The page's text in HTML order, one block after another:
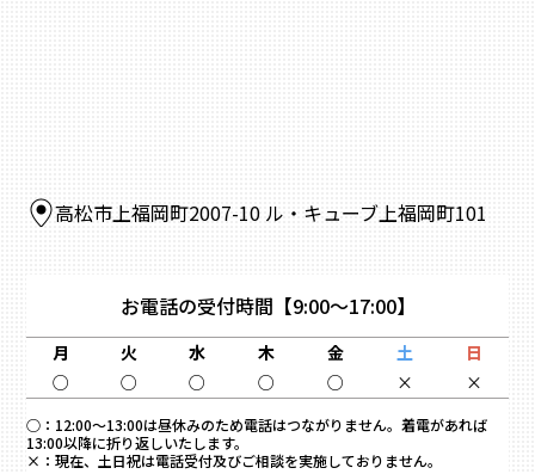
高松市上福岡町2007-10 ル・キューブ上福岡町101
お電話の受付時間 【9:00～17:00】
月 火 水 木 金 土
日
○
○ ○ ○ ○ × ×
○： 12:00～13:00は昼休みのため電話はつながりません。着電があれば
13:00以降に折り返しいたします。
×： 現在、土日祝は電話受付及びご相談を実施しておりません。